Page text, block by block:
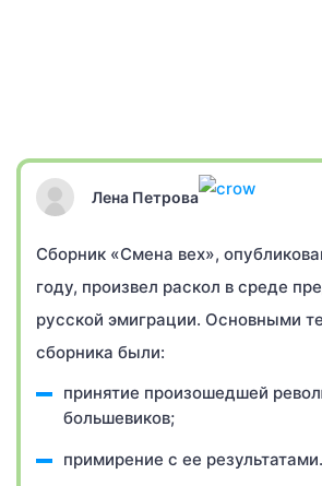
Лена Петрова
Сборник «Смена вех»,
году, произвел раскол в среде
русской эмиграции. Основными
сборника были:
принятие произошедшей
большевиков;
примирение с ее результатами.